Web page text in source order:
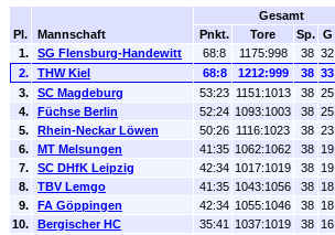
Pl. Mannschaft
Gesamt
Pnkt.
Tore Sp. G
1.
SG Flensburg-Handewitt 68:8 1175:998 38 32
2.
THW Kiel 68:8 1212:999 38 33
3.
SC Magdeburg 53:23 1151:1013 38 25
4.
Füchse Berlin 52:24 1093:1003 38 25
5.
Rhein-Neckar Löwen 50:26 1116:1023 38 23
6.
MT Melsungen 41:35 1062:1062 38 19
7.
SC DHfK Leipzig 42:34 1017:1019 38 19
8.
TBV Lemgo 41:35 1043:1056 38 18
9.
FA Göppingen 42:34 1055:1046 38 18
10.
Bergischer HC 35:41 1037:1019 38 16